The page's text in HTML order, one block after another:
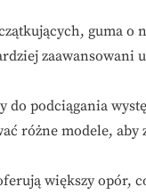
guma o
do podciągania
różne modele,
większy opór,